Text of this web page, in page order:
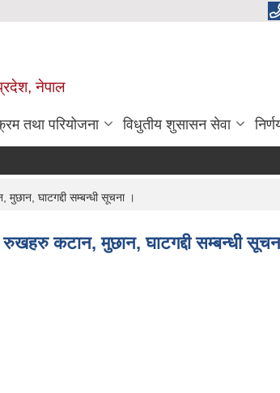
नेपाल
तथा परियोजना विधुतीय शुसासन सेवा
घाटगद्दी सम्बन्धी सूचना ।
कटान, मुछान, घाटगद्दी सम्बन्धी